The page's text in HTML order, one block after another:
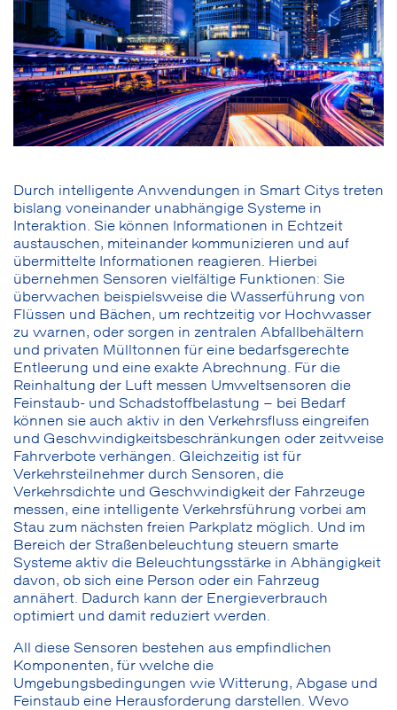
Durch intelligente Anwendungen in Smart Citys treten
bislang voneinander unabhängige Systeme in
Interaktion. Sie können Informationen in Echtzeit
austauschen, miteinander kommunizieren und auf
übermittelte Informationen reagieren. Hierbei
übernehmen Sensoren vielfältige Funktionen: Sie
überwachen beispielsweise die Wasserführung von
Flüssen und Bächen, um rechtzeitig vor Hochwasser
zu warnen, oder sorgen in zentralen Abfallbehältern
und privaten Mülltonnen für eine bedarfsgerechte
Entleerung und eine exakte Abrechnung. Für die
Reinhaltung der Luft messen Umweltsensoren die
Feinstaub- und Schadstoffbelastung – bei Bedarf
können sie auch aktiv in den Verkehrsfluss eingreifen
und Geschwindigkeitsbeschränkungen oder zeitweise
Fahrverbote verhängen. Gleichzeitig ist für
Verkehrsteilnehmer durch Sensoren, die
Verkehrsdichte und Geschwindigkeit der Fahrzeuge
messen, eine intelligente Verkehrsführung vorbei am
Stau zum nächsten freien Parkplatz möglich. Und im
Bereich der Straßenbeleuchtung steuern smarte
Systeme aktiv die Beleuchtungsstärke in Abhängigkeit
davon, ob sich eine Person oder ein Fahrzeug
annähert. Dadurch kann der Energieverbrauch
optimiert und damit reduziert werden.
All diese Sensoren bestehen aus empfindlichen
Komponenten, für welche die
Umgebungsbedingungen wie Witterung, Abgase und
Feinstaub eine Herausforderung darstellen. Wevo